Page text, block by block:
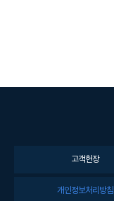
고객헌장
개인정보처리방침